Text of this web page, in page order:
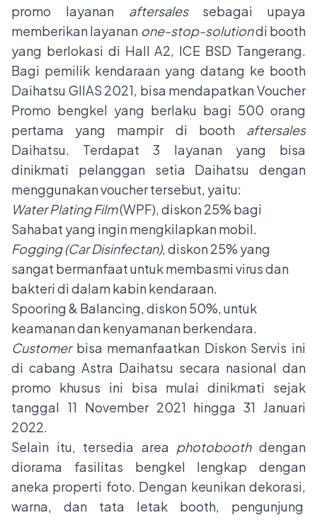
promo layanan aftersalessebagai upaya
memberikan layanan one-stop-solutiondi booth
yang berlokasi di Hall A2, ICE BSD Tangerang.
Bagi pemilik kendaraan yang datang ke booth
Daihatsu GIIAS 2021, bisa mendapatkan Voucher
Promo bengkel yang berlaku bagi 500 orang
pertama yang mampir di booth aftersales
Daihatsu. Terdapat 3 layanan yang bisa
dinikmati pelanggan setia Daihatsu dengan
menggunakan voucher tersebut, yaitu:
Water Plating Film(WPF), diskon 25% bagi
Sahabat yang ingin mengkilapkan mobil.
Fogging (Car Disinfectan), diskon 25% yang
sangat bermanfaat untuk membasmi virus dan
bakteri di dalam kabin kendaraan.
Spooring & Balancing, diskon 50%, untuk
keamanan dan kenyamanan berkendara.
Customerbisa memanfaatkan Diskon Servis ini
di cabang Astra Daihatsu secara nasional dan
promo khusus ini bisa mulai dinikmati sejak
tanggal 11 November 2021 hingga 31 Januari
2022.
Selain itu, tersedia area photoboothdengan
diorama fasilitas bengkel lengkap dengan
aneka properti foto. Dengan keunikan dekorasi,
warna, dan tata letak booth, pengunjung